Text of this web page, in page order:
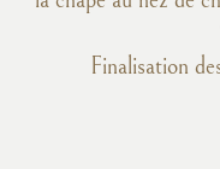
Finalisation